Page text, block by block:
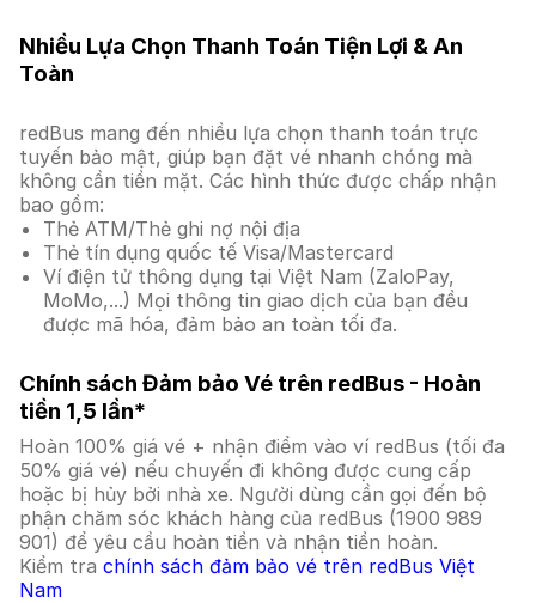
Nhiều Lựa Chọn Thanh Toán Tiện Lợi & An
Toàn
redBus mang đến nhiều lựa chọn thanh toán trực
tuyến bảo mật, giúp bạn đặt vé nhanh chóng mà
không cần tiền mặt. Các hình thức được chấp nhận
bao gồm:
Thẻ ATM/Thẻ ghi nợ nội địa
Thẻ tín dụng quốc tế Visa/Mastercard
Ví điện tử thông dụng tại Việt Nam (ZaloPay,
MoMo,...) Mọi thông tin giao dịch của bạn đều
được mã hóa, đảm bảo an toàn tối đa.
Chính sách Đảm bảo Vé trên redBus - Hoàn
tiền 1,5 lần*
Hoàn 100% giá vé + nhận điểm vào ví redBus (tối đa
50% giá vé) nếu chuyến đi không được cung cấp
hoặc bị hủy bởi nhà xe. Người dùng cần gọi đến bộ
phận chăm sóc khách hàng của redBus (1900 989
901) để yêu cầu hoàn tiền và nhận tiền hoàn.
Kiểm tra chính sách đảm bảo vé trên redBus Việt
Nam